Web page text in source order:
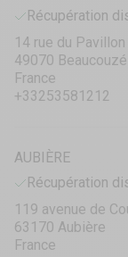
Récupération
14 rue du Pavillon
49070 Beaucouzé
France
+33253581212
AUBIÈRE
Récupération
119 avenue de
63170 Aubière
France